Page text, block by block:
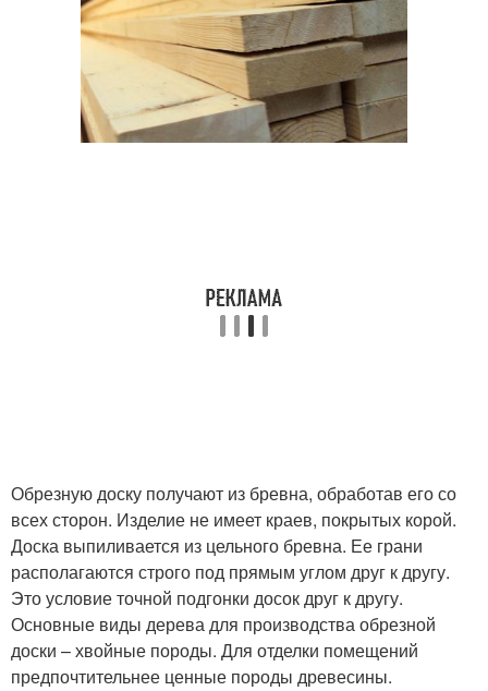
Обрезную доску получают из бревна, обработав его со
всех сторон. Изделие не имеет краев, покрытых корой.
Доска выпиливается из цельного бревна. Ее грани
располагаются строго под прямым углом друг к другу.
Это условие точной подгонки досок друг к другу.
Основные виды дерева для производства обрезной
доски – хвойные породы. Для отделки помещений
предпочтительнее ценные породы древесины.